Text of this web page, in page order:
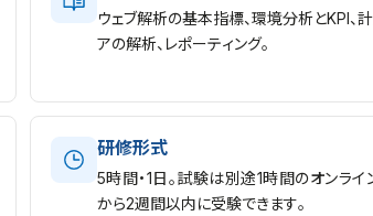
ウェブ解析の基本指標、環境分析とKPI、
アの解析、レポーティング。
研修形式
5時間・1日。試験は別途1時間のオンライ
から2週間以内に受験できます。